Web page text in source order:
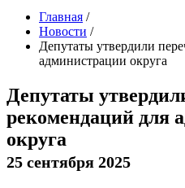
Главная /
Новости /
Депутаты утвердили
администрации округа
Депутаты
рекомендаций для
округа
25 сентября 2025